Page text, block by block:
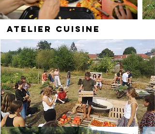
Atelier Cuisine